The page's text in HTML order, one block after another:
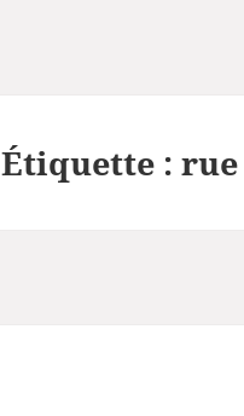
Étiquette :